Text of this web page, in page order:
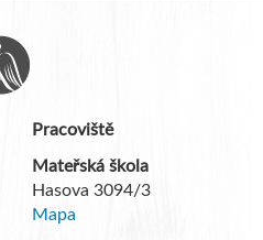
Pracoviště
Mateřská škola
Hasova 3094/3
Mapa